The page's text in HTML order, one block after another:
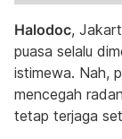
Halodoc,
puasa selalu
istimewa. Nah,
mencegah
tetap terjaga